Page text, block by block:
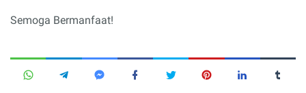
Semoga Bermanfaat!